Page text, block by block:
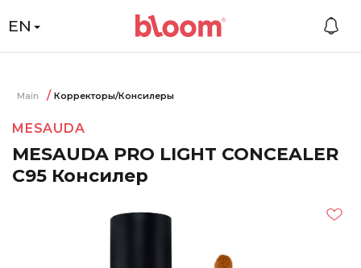
EN
Main Корректоры/Консилеры
MESAUDA
MESAUDA PRO LIGHT CONCEALER
C95 Консилер